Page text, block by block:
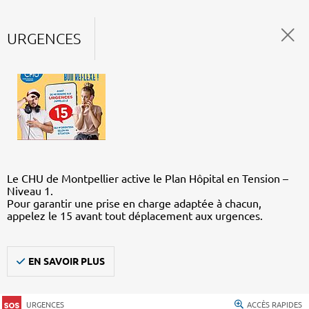
URGENCES
Le CHU de Montpellier active le Plan Hôpital en Tension –
Niveau 1.
Pour garantir une prise en charge adaptée à chacun,
appelez le 15 avant tout déplacement aux urgences.
EN SAVOIR PLUS
URGENCES ACCÈS RAPIDES